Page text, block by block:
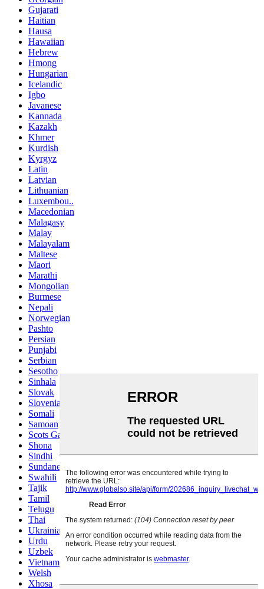
Gujarati
Haitian
Hausa
Hawaiian
Hebrew
Hmong
Hungarian
Icelandic
Igbo
Javanese
Kannada
Kazakh
Khmer
Kurdish
Kyrgyz
Latin
Latvian
Lithuanian
Luxembou..
Macedonian
Malagasy
Malay
Malayalam
Maltese
Maori
Marathi
Mongolian
Burmese
Nepali
Norwegian
Pashto
Persian
Punjabi
Serbian
Sesotho
Sinhala
Slovak
Slovenian
Somali
Samoan
Scots Gaelic
Shona
Sindhi
Sundanese
Swahili
Tajik
Tamil
Telugu
Thai
Ukrainian
Urdu
Uzbek
Vietnamese
Welsh
Xhosa